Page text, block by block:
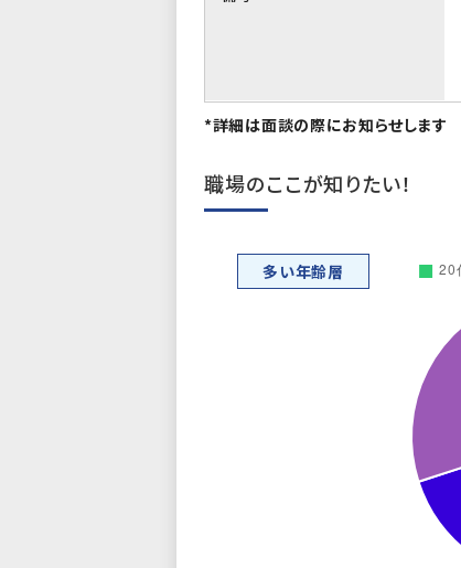
*詳細は面談の際にお知らせします
職場のここが知りたい！
多い年齢層